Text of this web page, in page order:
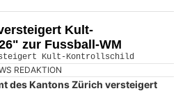
Kult-
zur Fussball-WM
REDAKTION
des Kantons Zürich versteigert